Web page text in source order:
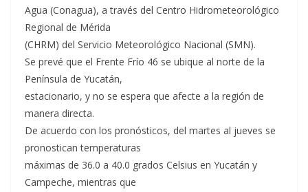
Agua (Conagua), a través del Centro Hidrometeorológico
Regional de Mérida
(CHRM) del Servicio Meteorológico Nacional (SMN).
Se prevé que el Frente Frío 46 se ubique al norte de la
Península de Yucatán,
estacionario, y no se espera que afecte a la región de
manera directa.
De acuerdo con los pronósticos, del martes al jueves se
pronostican temperaturas
máximas de 36.0 a 40.0 grados Celsius en Yucatán y
Campeche, mientras que